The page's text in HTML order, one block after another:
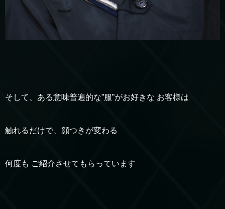
そして、ある意味普遍的な”服”がお好きな お客様は
触れるだけで、顔つきが変わる
何度も ご紹介させてもらっています